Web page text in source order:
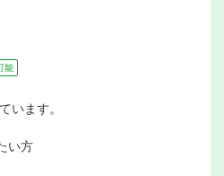
能
います。
い方